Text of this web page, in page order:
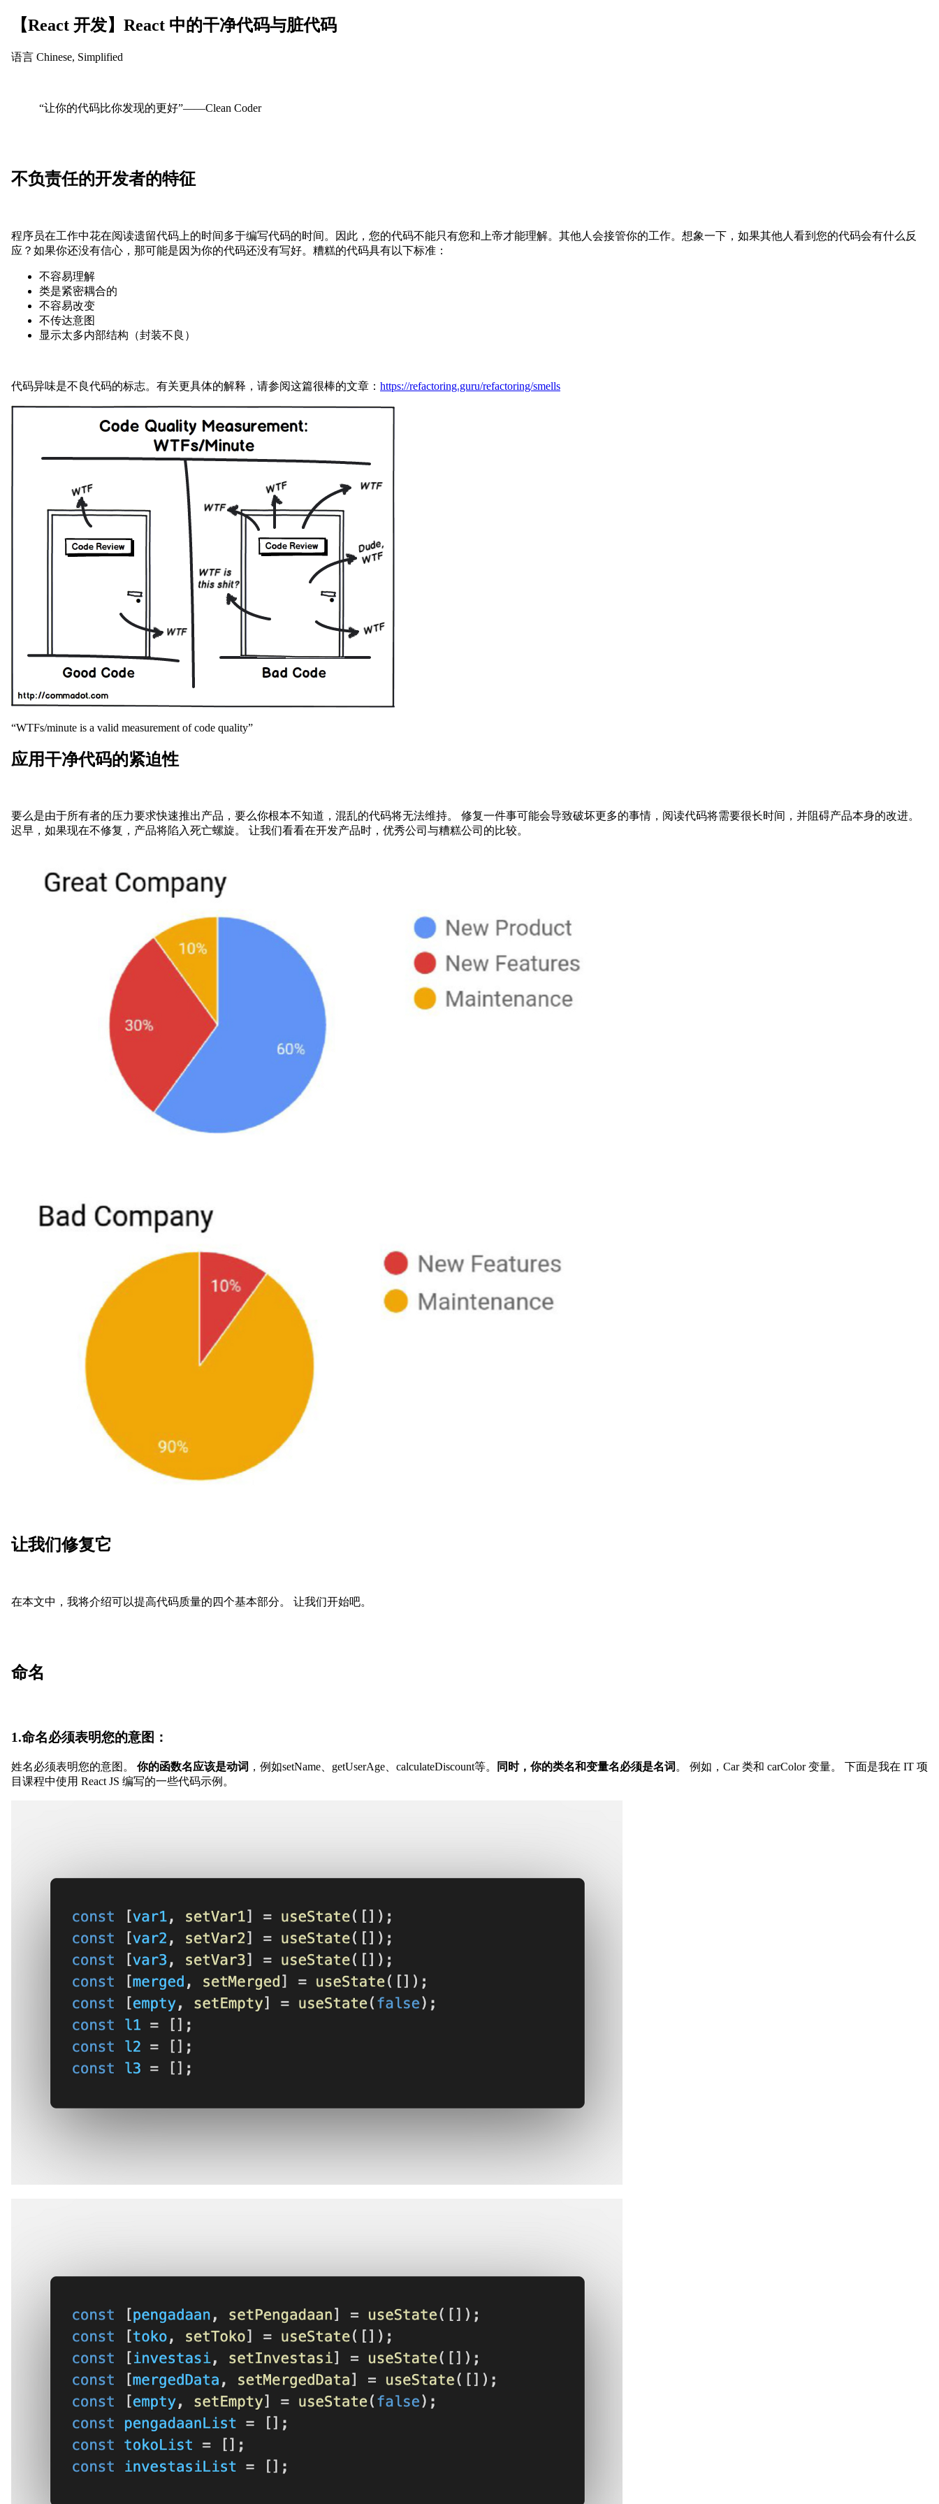
【React 开发】React 中的干净代码与脏代码
语言 Chinese, Simplified
“让你的代码比你发现的更好”——Clean Coder
不负责任的开发者的特征
程序员在工作中花在阅读遗留代码上的时间多于编写代码的时间。因此，您的代码不能只有您和上帝才能理解。其他人会接管你的工作。想象一下，如果其他人看到您的代码会有什么反
应？如果你还没有信心，那可能是因为你的代码还没有写好。糟糕的代码具有以下标准：
不容易理解
类是紧密耦合的
不容易改变
不传达意图
显示太多内部结构（封装不良）
代码异味是不良代码的标志。有关更具体的解释，请参阅这篇很棒的文章： https://refactoring.guru/refactoring/smells
“WTFs/minute is a valid measurement of code quality”
应用干净代码的紧迫性
要么是由于所有者的压力要求快速推出产品，要么你根本不知道，混乱的代码将无法维持。 修复一件事可能会导致破坏更多的事情，阅读代码将需要很长时间，并阻碍产品本身的改进。
迟早，如果现在不修复，产品将陷入死亡螺旋。 让我们看看在开发产品时，优秀公司与糟糕公司的比较。
让我们修复它
在本文中，我将介绍可以提高代码质量的四个基本部分。 让我们开始吧。
命名
1.命名必须表明您的意图：
姓名必须表明您的意图。 你的函数名应该是动词 ，例如setName、getUserAge、calculateDiscount等。 同时，你的类名和变量名必须是名词 。 例如，Car 类和 carColor 变量。 下面是我在 IT 项
目课程中使用 React JS 编写的一些代码示例。